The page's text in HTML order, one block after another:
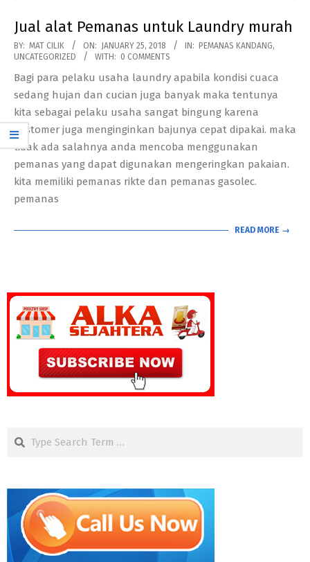
Jual alat Pemanas untuk Laundry murah
2018-
01-
25
BY: MAT CILIK ON: JANUARY 25, 2018 IN: PEMANAS KANDANG,
UNCATEGORIZED
WITH: 0 COMMENTS
Bagi para pelaku usaha laundry apabila kondisi cuaca
sedang hujan dan cucian juga banyak maka tentunya
kita sebagai pelaku usaha sangat bingung karena
customer juga menginginkan bajunya cepat dipakai. maka
tidak ada salahnya anda mencoba menggunakan
pemanas yang dapat digunakan mengeringkan pakaian.
kita memiliki pemanas rikte dan pemanas gasolec.
pemanas
READ MORE →
Search